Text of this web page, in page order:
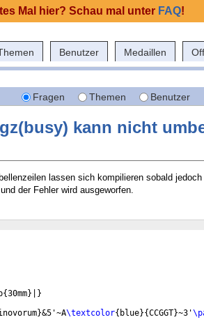
Benutzer Medaillen
Fragen Themen Benutzer
kann nicht
lassen sich kompilieren sobald
der Fehler wird ausgeworfen.
{30mm}
}
}&5'~A\textcolor{ blue}{CCGGT}~3'
Mal hier? Schau mal unter FAQ!